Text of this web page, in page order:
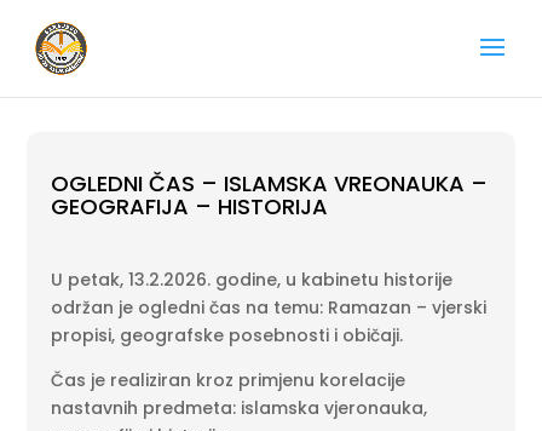
OGLEDNI ČAS – ISLAMSKA VREONAUKA –
GEOGRAFIJA – HISTORIJA
U petak, 13.2.2026. godine, u kabinetu historije
održan je ogledni čas na temu: Ramazan – vjerski
propisi, geografske posebnosti i običaji.
Čas je realiziran kroz primjenu korelacije
nastavnih predmeta: islamska vjeronauka,